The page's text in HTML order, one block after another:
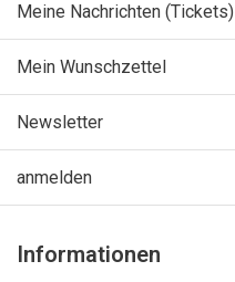
Meine Nachrichten (Tickets)
Mein Wunschzettel
Newsletter
anmelden
Informationen